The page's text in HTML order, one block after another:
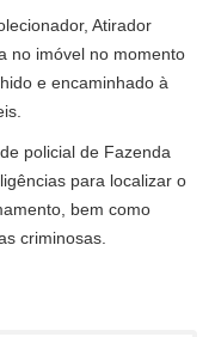
Atirador
no imóvel no momento
e encaminhado à
policial de Fazenda
para localizar o
bem como
criminosas.